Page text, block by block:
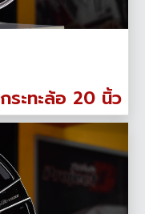
กระทะล้อ 20 นิ้ว